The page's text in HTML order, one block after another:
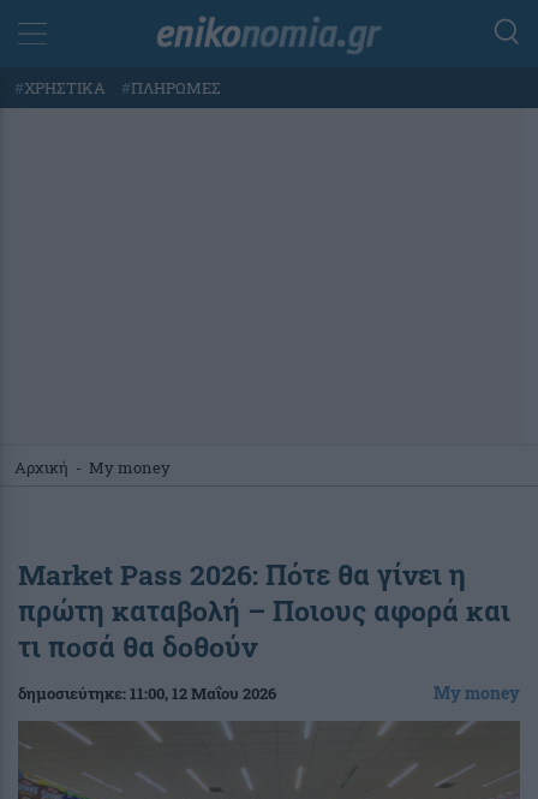
#ΧΡΗΣΤΙΚΑ #ΠΛΗΡΩΜΕΣ
Αρχική - My money
Market Pass 2026: Πότε θα γίνει η
πρώτη καταβολή – Ποιους αφορά και
τι ποσά θα δοθούν
δημοσιεύτηκε:11:00, 12 Μαΐου 2026 My money